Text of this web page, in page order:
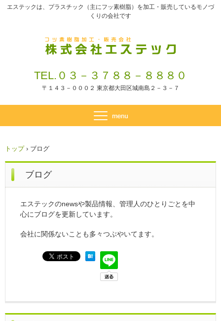
エステックは、プラスチック（主にフッ素樹脂）を加工・販売しているモノづ
くりの会社です
TEL.０３－３７８８－８８８０
〒１４３－０００２ 東京都大田区城南島２－３－７
トップ › ブログ
ブログ
エステックのnewsや製品情報、管理人のひとりごとを中
心にブログを更新しています。
会社に関係ないことも多々つぶやいてます。